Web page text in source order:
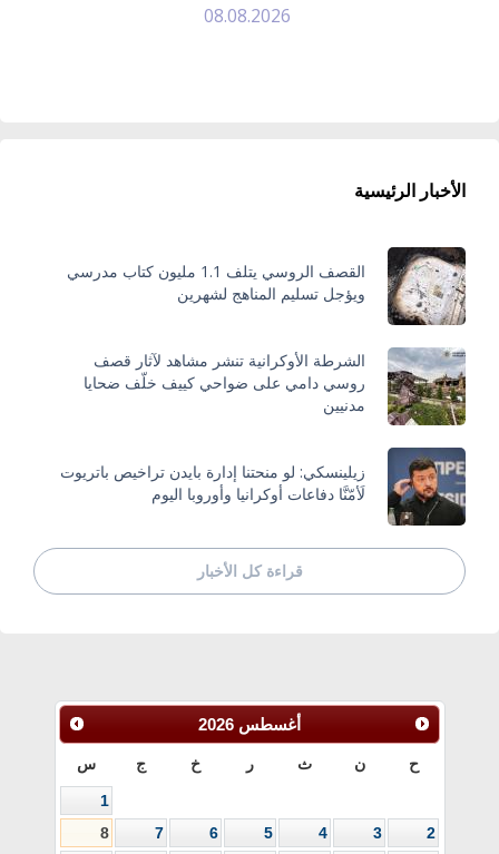
08.08.2026
الأخبار الرئيسية
القصف الروسي يتلف 1.1 مليون كتاب مدرسي
ويؤجل تسليم المناهج لشهرين
الشرطة الأوكرانية تنشر مشاهد لآثار قصف
روسي دامي على ضواحي كييف خلّف ضحايا
مدنيين
زيلينسكي: لو منحتنا إدارة بايدن تراخيص باتريوت
لَأمّنَّا دفاعات أوكرانيا وأوروبا اليوم
قراءة كل الأخبار
أغسطس 2026
ح ن ث ر خ ج س
1
2
3
4
5
6
7
8